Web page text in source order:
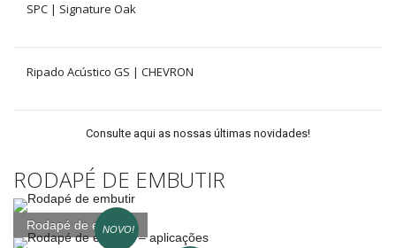
SPC | Signature Oak
Ripado Acústico GS | CHEVRON
Consulte aqui as nossas últimas novidades!
RODAPÉ DE EMBUTIR
Rodapé de embutir
NOVO!